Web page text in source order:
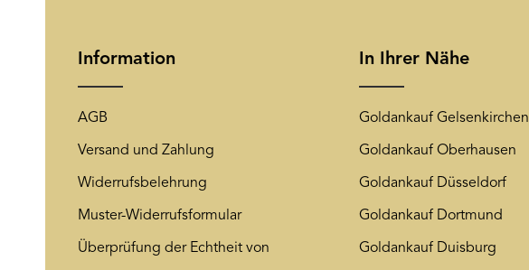
Information
AGB
Versand und Zahlung
Widerrufsbelehrung
Muster-Widerrufsformular
Überprüfung der Echtheit von
In Ihrer Nähe
Goldankauf Gelsenkirchen
Goldankauf Oberhausen
Goldankauf Düsseldorf
Goldankauf Dortmund
Goldankauf Duisburg